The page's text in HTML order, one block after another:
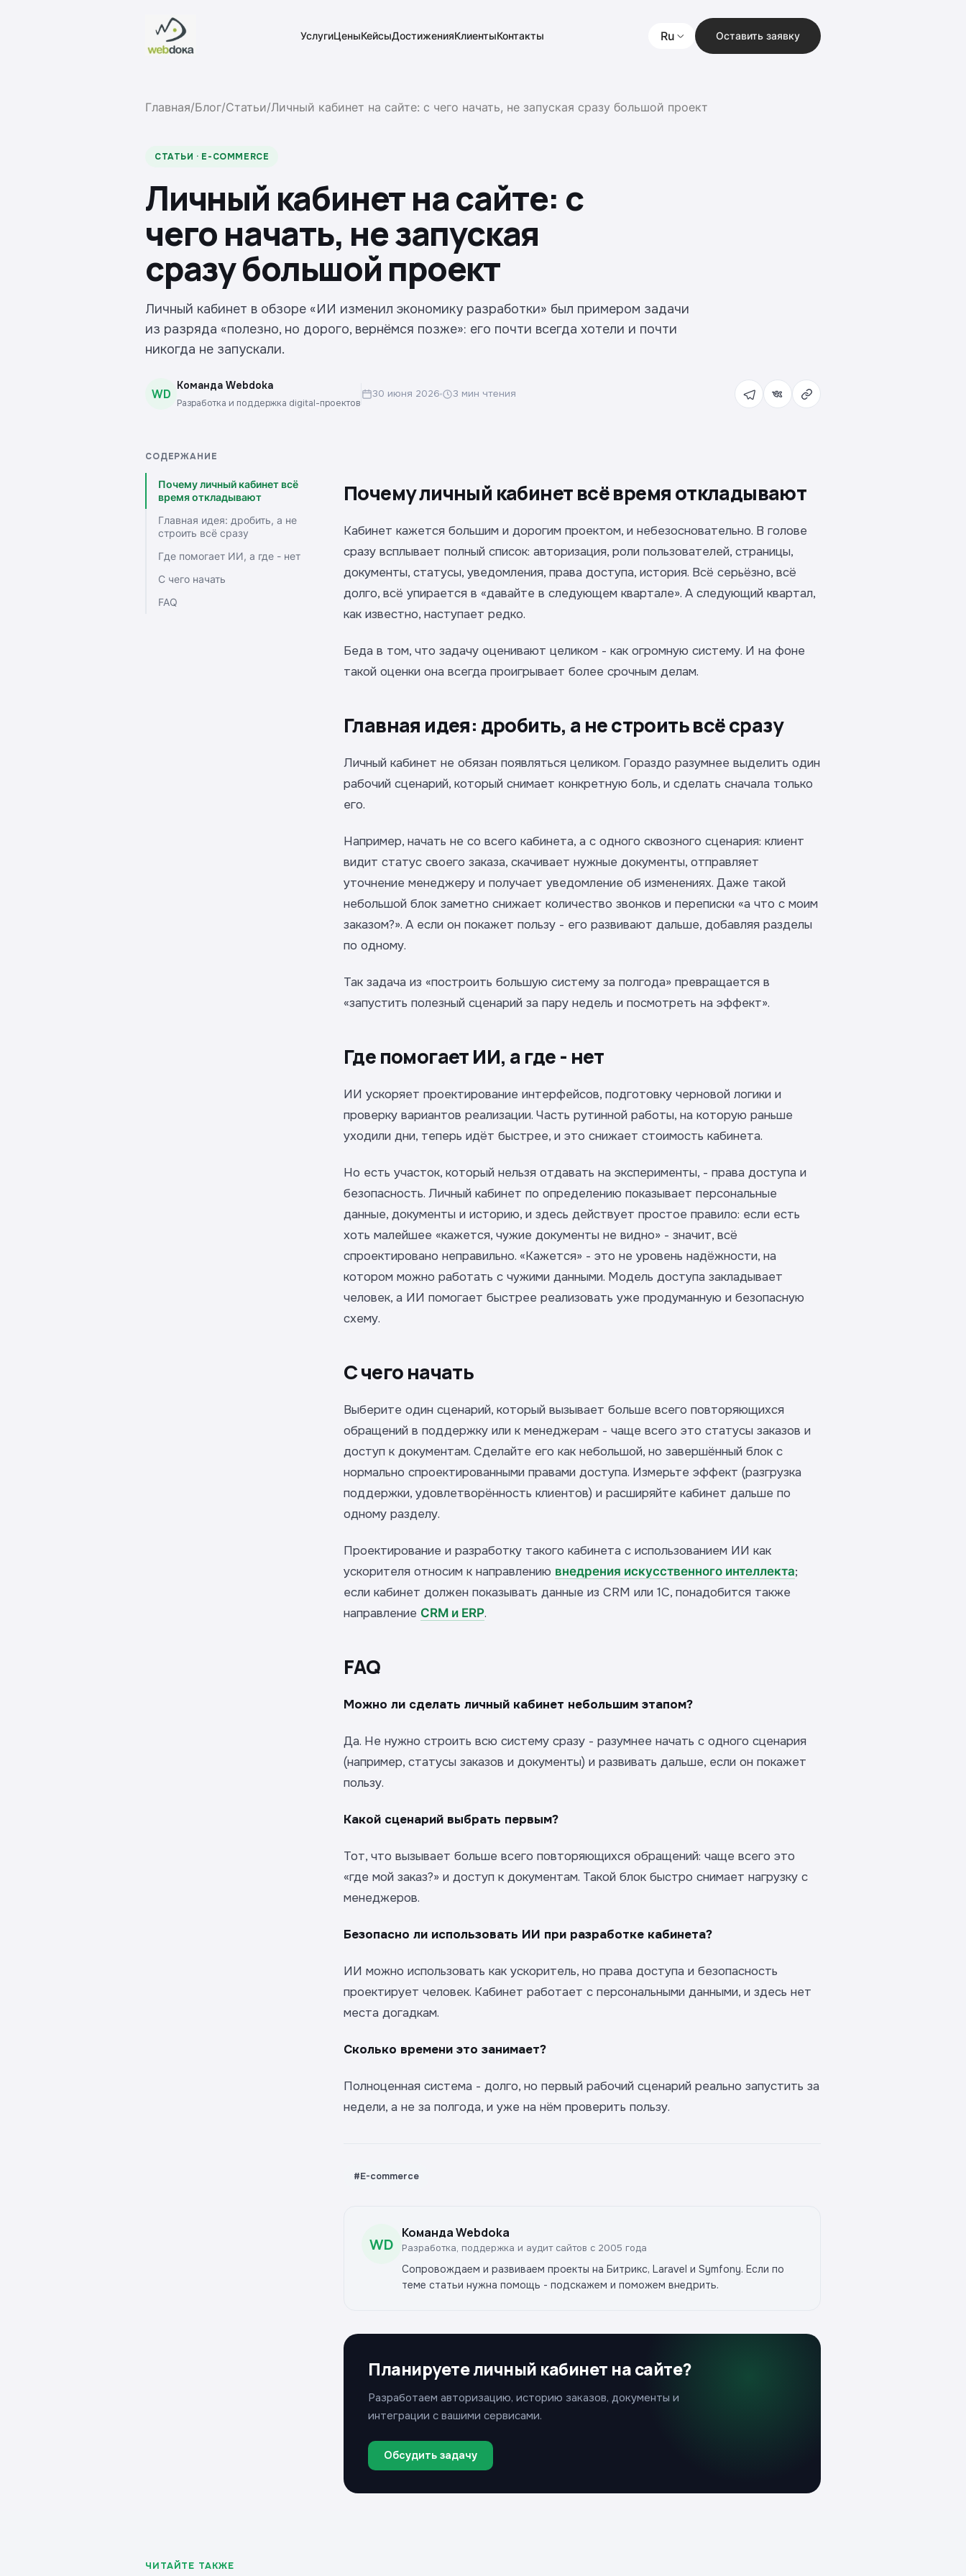
УслугиЦеныКейсыДостиженияКлиентыКонтакты Ru Оставить заявку
Главная/Блог/Статьи/Личный кабинет на сайте: с чего начать, не запуская сразу большой проект
СТАТЬИ · E-COMMERCE
Личный кабинет на сайте: с
чего начать, не запуская
сразу большой проект
Личный кабинет в обзоре «ИИ изменил экономику разработки» был примером задачи
из разряда «полезно, но дорого, вернёмся позже»: его почти всегда хотели и почти
никогда не запускали.
WD
Команда Webdoka
Разработка и поддержка digital-проектов
30 июня 2026 3 мин чтения
СОДЕРЖАНИЕ
Почему личный кабинет всё
время откладывают
Главная идея: дробить, а не
строить всё сразу
Где помогает ИИ, а где - нет
С чего начать
FAQ
Почему личный кабинет всё время откладывают
Кабинет кажется большим и дорогим проектом, и небезосновательно. В голове
сразу всплывает полный список: авторизация, роли пользователей, страницы,
документы, статусы, уведомления, права доступа, история. Всё серьёзно, всё
долго, всё упирается в «давайте в следующем квартале». А следующий квартал,
как известно, наступает редко.
Беда в том, что задачу оценивают целиком - как огромную систему. И на фоне
такой оценки она всегда проигрывает более срочным делам.
Главная идея: дробить, а не строить всё сразу
Личный кабинет не обязан появляться целиком. Гораздо разумнее выделить один
рабочий сценарий, который снимает конкретную боль, и сделать сначала только
его.
Например, начать не со всего кабинета, а с одного сквозного сценария: клиент
видит статус своего заказа, скачивает нужные документы, отправляет
уточнение менеджеру и получает уведомление об изменениях. Даже такой
небольшой блок заметно снижает количество звонков и переписки «а что с моим
заказом?». А если он покажет пользу - его развивают дальше, добавляя разделы
по одному.
Так задача из «построить большую систему за полгода» превращается в
«запустить полезный сценарий за пару недель и посмотреть на эффект».
Где помогает ИИ, а где - нет
ИИ ускоряет проектирование интерфейсов, подготовку черновой логики и
проверку вариантов реализации. Часть рутинной работы, на которую раньше
уходили дни, теперь идёт быстрее, и это снижает стоимость кабинета.
Но есть участок, который нельзя отдавать на эксперименты, - права доступа и
безопасность. Личный кабинет по определению показывает персональные
данные, документы и историю, и здесь действует простое правило: если есть
хоть малейшее «кажется, чужие документы не видно» - значит, всё
спроектировано неправильно. «Кажется» - это не уровень надёжности, на
котором можно работать с чужими данными. Модель доступа закладывает
человек, а ИИ помогает быстрее реализовать уже продуманную и безопасную
схему.
С чего начать
Выберите один сценарий, который вызывает больше всего повторяющихся
обращений в поддержку или к менеджерам - чаще всего это статусы заказов и
доступ к документам. Сделайте его как небольшой, но завершённый блок с
нормально спроектированными правами доступа. Измерьте эффект (разгрузка
поддержки, удовлетворённость клиентов) и расширяйте кабинет дальше по
одному разделу.
Проектирование и разработку такого кабинета с использованием ИИ как
ускорителя относим к направлению внедрения искусственного интеллекта;
если кабинет должен показывать данные из CRM или 1С, понадобится также
направление CRM и ERP.
FAQ
Можно ли сделать личный кабинет небольшим этапом?
Да. Не нужно строить всю систему сразу - разумнее начать с одного сценария
(например, статусы заказов и документы) и развивать дальше, если он покажет
пользу.
Какой сценарий выбрать первым?
Тот, что вызывает больше всего повторяющихся обращений: чаще всего это
«где мой заказ?» и доступ к документам. Такой блок быстро снимает нагрузку с
менеджеров.
Безопасно ли использовать ИИ при разработке кабинета?
ИИ можно использовать как ускоритель, но права доступа и безопасность
проектирует человек. Кабинет работает с персональными данными, и здесь нет
места догадкам.
Сколько времени это занимает?
Полноценная система - долго, но первый рабочий сценарий реально запустить за
недели, а не за полгода, и уже на нём проверить пользу.
#E-commerce
WD
Команда Webdoka
Разработка, поддержка и аудит сайтов с 2005 года
Сопровождаем и развиваем проекты на Битрикс, Laravel и Symfony. Если по
теме статьи нужна помощь - подскажем и поможем внедрить.
Планируете личный кабинет на сайте?
Разработаем авторизацию, историю заказов, документы и
интеграции с вашими сервисами.
Обсудить задачу
ЧИТАЙТЕ ТАКЖЕ